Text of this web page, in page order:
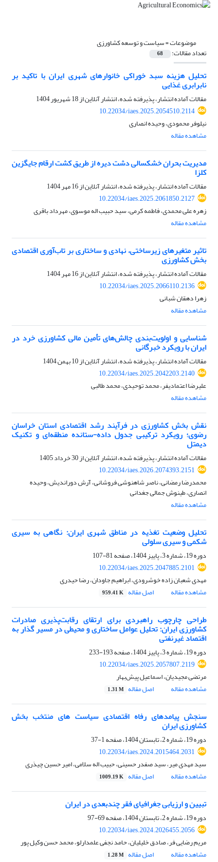
موضوعات =سیاست و توسعه کشاورزی
تعداد مقالات: 68
تحلیل هزینه سبد خوراکی‌ خانوارهای شهری ایران با تاکید بر
نابرابری غذایی
مقالات آماده انتشار، پذیرفته شده، انتشار آنلاین از18 شهریور 1404
10.22034/iaes.2025.2054510.2114
نیلوفر محمودی، وحیده انصاری
مشاهده مقاله
مدیریت بحران خشکسالی دشت دیره از طریق کشت ارقام جایگزین
کلزا
مقالات آماده انتشار، پذیرفته شده، انتشار آنلاین از16 مهر 1404
10.22034/iaes.2025.2061850.2127
زهره علی محمدی، فاطمه کرمی، سید حبیب اله موسوی، مهرداد باقری
مشاهده مقاله
تاثیر متغیرهای زیرساختی، نهادی و ساختاری بر تاب‌آوری اقتصادی
بخش کشاورزی
مقالات آماده انتشار، پذیرفته شده، انتشار آنلاین از16 مهر 1404
10.22034/iaes.2025.2066110.2136
زهرا دهقان شبانی
مشاهده مقاله
شناسایی و اولویت‌بندی چالش‌های تأمین مالی کشاورزی خرد در
ایران با رویکرد خبرگانی
مقالات آماده انتشار، پذیرفته شده، انتشار آنلاین از10 بهمن 1404
10.22034/iaes.2025.2042203.2140
علیرضا اعتمادیفر، محمد توحیدی، محمد طالبی
مشاهده مقاله
نقش بخش کشاورزی در فرآیند رشد اقتصادی استان خراسان
رضوی؛ رویکرد ترکیبی جدول داده-ستانده منطقه‌ای و تکنیک
دیمتل
مقالات آماده انتشار، پذیرفته شده، انتشار آنلاین از30 خرداد 1405
10.22034/iaes.2026.2074393.2151
محمدرضا رمضانی، ناصر شاهنوشی فروشانی، آرش دوراندیش، وحیده
انصاری، طینوش جمالی جغدانی
مشاهده مقاله
تحلیل وضعیت تغذیه در مناطق شهری ایران: نگاهی به سیری
شکمی و سیری سلولی
دوره 19، شماره 3، پاییز 1404، صفحه
81-107
10.22034/iaes.2025.2047885.2101
مهدی شعبان زاده خوشرودی، ابراهیم جاودان، رضا حیدری
مشاهده مقاله
اصل مقاله 959.41 K
طراحی چارچوب راهبردی برای ارتقای رقابت‌پذیری صادرات
کشاورزی ایران: تحلیل عوامل ساختاری و محیطی در مسیر گذار به
اقتصاد غیرنفتی
دوره 19، شماره 3، پاییز 1404، صفحه
193-233
10.22034/iaes.2025.2057807.2119
مرتضی مجیدیان، اسماعیل پیش‌بهار
مشاهده مقاله
اصل مقاله 1.31 M
سنجش پیامدهای رفاه اقتصادی سیاست های منتخب بخش
کشاورزی ایران
دوره 19، شماره 2، تابستان 1404، صفحه
1-37
10.22034/iaes.2024.2015464.2031
سید مهدی میر، سید صفدر حسینی، حبیب اله سلامی، امیر حسین چیذری
مشاهده مقاله
اصل مقاله 1009.19 K
تبیین و ارزیابی جغرافیای فقر چندبعدی در ایران
دوره 19، شماره 2، تابستان 1404، صفحه
69-97
10.22034/iaes.2024.2026455.2056
مریم رضایی فر، صادق خلیلیان، حامد نجفی علمدارلو، محمد حسن وکیل پور
مشاهده مقاله
اصل مقاله 1.28 M